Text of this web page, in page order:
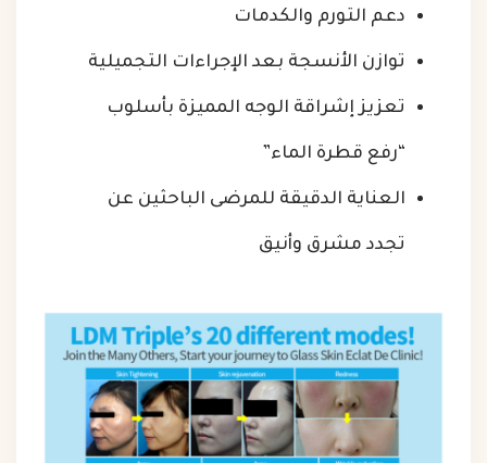
دعم التورم والكدمات
توازن الأنسجة بعد الإجراءات التجميلية
تعزيز إشراقة الوجه المميزة بأسلوب
“رفع قطرة الماء”
العناية الدقيقة للمرضى الباحثين عن
تجدد مشرق وأنيق